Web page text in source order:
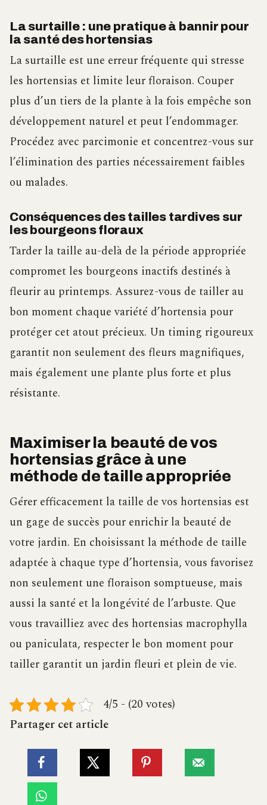
La surtaille : une pratique à bannir pour
la santé des hortensias
La surtaille est une erreur fréquente qui stresse
les hortensias et limite leur floraison. Couper
plus d’un tiers de la plante à la fois empêche son
développement naturel et peut l’endommager.
Procédez avec parcimonie et concentrez-vous sur
l’élimination des parties nécessairement faibles
ou malades.
Conséquences des tailles tardives sur
les bourgeons floraux
Tarder la taille au-delà de la période appropriée
compromet les bourgeons inactifs destinés à
fleurir au printemps. Assurez-vous de tailler au
bon moment chaque variété d’hortensia pour
protéger cet atout précieux. Un timing rigoureux
garantit non seulement des fleurs magnifiques,
mais également une plante plus forte et plus
résistante.
Maximiser la beauté de vos
hortensias grâce à une
méthode de taille appropriée
Gérer efficacement la taille de vos hortensias est
un gage de succès pour enrichir la beauté de
votre jardin. En choisissant la méthode de taille
adaptée à chaque type d’hortensia, vous favorisez
non seulement une floraison somptueuse, mais
aussi la santé et la longévité de l’arbuste. Que
vous travailliez avec des hortensias macrophylla
ou paniculata, respecter le bon moment pour
tailler garantit un jardin fleuri et plein de vie.
4/5 - (20 votes)
Partager cet article